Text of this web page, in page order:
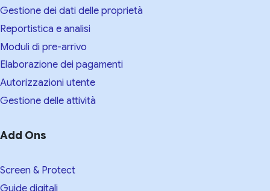
Gestione dei dati delle proprietà
Reportistica e analisi
Moduli di pre-arrivo
Elaborazione dei pagamenti
Autorizzazioni utente
Gestione delle attività
Add Ons
Screen & Protect
Guide digitali